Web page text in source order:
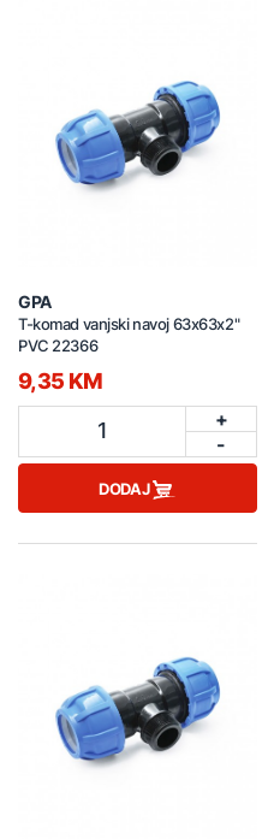
GPA
T-komad vanjski navoj 63x63x2"
PVC 22366
9,35 KM
1
+
-
DODAJ